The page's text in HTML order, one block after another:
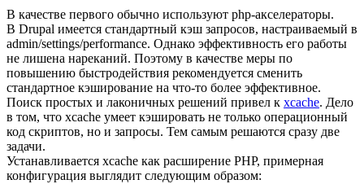
В качестве первого обычно используют php-акселераторы.
В Drupal имеется стандартный кэш запросов, настраиваемый в
admin/settings/performance. Однако эффективность его работы
не лишена нареканий. Поэтому в качестве меры по
повышению быстродействия рекомендуется сменить
стандартное кэширование на что-то более эффективное.
Поиск простых и лаконичных решений привел к xcache. Дело
в том, что xcache умеет кэшировать не только операционный
код скриптов, но и запросы. Тем самым решаются сразу две
задачи.
Устанавливается xcache как расширение PHP, примерная
конфигурация выглядит следующим образом: